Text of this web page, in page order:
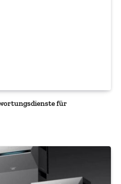
für